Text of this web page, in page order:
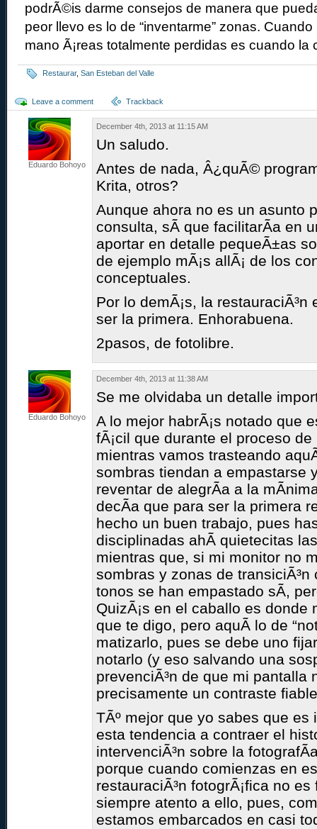
podrÃ©is darme consejos de manera que
peor llevo es lo de “inventarme” zonas.
mano Ã¡reas totalmente perdidas es cuando la
Restaurar, San Esteban del Valle
Leave a comment Trackback
Eduardo Bohoyo
December 4th, 2013 at 11:15 AM
Un saludo.
Antes de nada, Â¿quÃ©
Krita, otros?
Aunque ahora no es un asunto
consulta, sÃ­ que facilitarÃ­a en
aportar en detalle pequeÃ±as
de ejemplo mÃ¡s allÃ¡ de los
conceptuales.
Por lo demÃ¡s, la restauraciÃ³n
ser la primera. Enhorabuena.
2pasos, de fotolibre.
Eduardo Bohoyo
December 4th, 2013 at 11:38 AM
Se me olvidaba un detalle
A lo mejor habrÃ¡s notado que
fÃ¡cil que durante el proceso de
mientras vamos trasteando
sombras tiendan a empastarse
reventar de alegrÃ­a a la
decÃ­a que para ser la primera
hecho un buen trabajo, pues
disciplinadas ahÃ­ quietecitas
mientras que, si mi monitor no
sombras y zonas de transiciÃ³n
tonos se han empastado sÃ­,
QuizÃ¡s en el caballo es donde
que te digo, pero aquÃ­ lo de
matizarlo, pues se debe uno
notarlo (y eso salvando una
prevenciÃ³n de que mi pantalla
precisamente un contraste
TÃº mejor que yo sabes que es
esta tendencia a contraer el
intervenciÃ³n sobre la
porque cuando comienzas en
restauraciÃ³n fotogrÃ¡fica no es
siempre atento a ello, pues,
estamos embarcados en casi